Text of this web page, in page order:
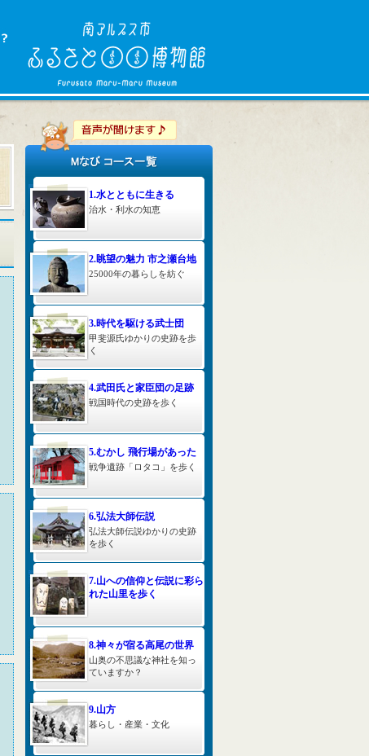
1.水とともに生きる
治水・利水の知恵
2.眺望の魅力 市之瀬台地
25000年の暮らしを紡ぐ
3.時代を駆ける武士団
甲斐源氏ゆかりの史跡を歩
く
4.武田氏と家臣団の足跡
戦国時代の史跡を歩く
5.むかし 飛行場があった
戦争遺跡「ロタコ」を歩く
6.弘法大師伝説
弘法大師伝説ゆかりの史跡
を歩く
7.山への信仰と伝説に彩ら
れた山里を歩く
8.神々が宿る高尾の世界
山奥の不思議な神社を知っ
ていますか？
9.山方
暮らし・産業・文化